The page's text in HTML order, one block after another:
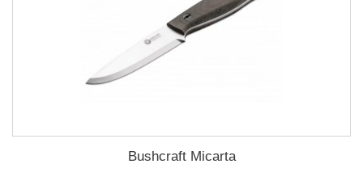
Bushcraft Micarta